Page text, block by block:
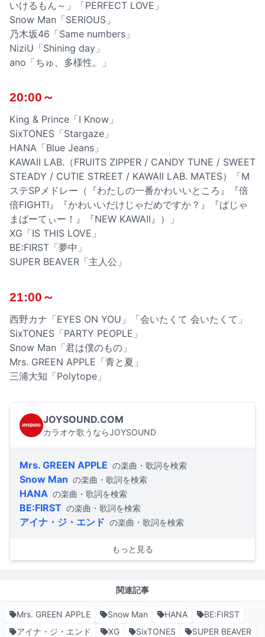
いけるもん～」「PERFECT LOVE」
Snow Man「SERIOUS」
乃木坂46「Same numbers」
NiziU「Shining day」
ano「ちゅ、多様性。」
20:00～
King & Prince「I Know」
SixTONES「Stargaze」
HANA「Blue Jeans」
KAWAII LAB.（FRUITS ZIPPER / CANDY TUNE / SWEET
STEADY / CUTIE STREET / KAWAII LAB. MATES）「M
ステSPメドレー（『わたしの一番かわいいところ』『倍
倍FIGHT!』『かわいいだけじゃだめですか？』『ぱじゃ
まぱーてぃー！』『NEW KAWAII』）」
XG「IS THIS LOVE」
BE:FIRST「夢中」
SUPER BEAVER「主人公」
21:00～
西野カナ「EYES ON YOU」「会いたくて 会いたくて」
SixTONES「PARTY PEOPLE」
Snow Man「君は僕のもの」
Mrs. GREEN APPLE「青と夏」
三浦大知「Polytope」
JOYSOUND.COM
カラオケ歌うならJOYSOUND
Mrs. GREEN APPLE の楽曲・歌詞を検索
Snow Man の楽曲・歌詞を検索
HANA の楽曲・歌詞を検索
BE:FIRST の楽曲・歌詞を検索
アイナ・ジ・エンド の楽曲・歌詞を検索
もっと見る
関連記事
Mrs. GREEN APPLE Snow Man HANA
BE:FIRST
アイナ・ジ・エンド
XG SixTONES
SUPER BEAVER